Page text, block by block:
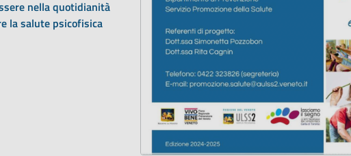
nella quotidianità
la salute psicofisica